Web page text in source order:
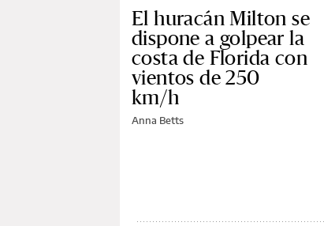
El huracán Milton se
dispone a golpear la
costa de Florida con
vientos de 250
km/h
Anna Betts